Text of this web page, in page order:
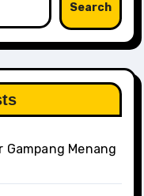
Search
Gampang Menang